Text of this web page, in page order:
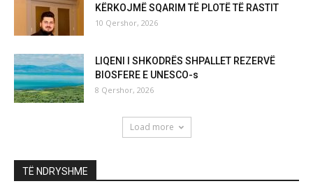
KËRKOJMË SQARIM TË PLOTË TË RASTIT
10 Qershor, 2026
LIQENI I SHKODRËS SHPALLET REZERVË
BIOSFERE E UNESCO-s
8 Qershor, 2026
Load more
TË NDRYSHME